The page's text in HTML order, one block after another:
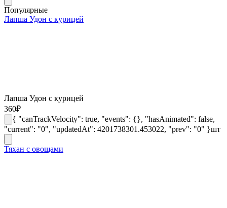
Популярные
Лапша Удон с курицей
Лапша Удон с курицей
360₽
{ "canTrackVelocity": true, "events": {}, "hasAnimated": false,
"current": "0", "updatedAt": 4201738301.453022, "prev": "0" }шт
Тяхан с овощами